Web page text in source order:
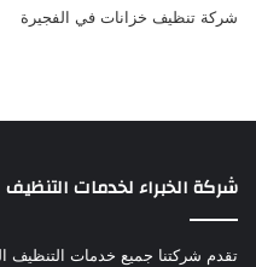
شركة تنظيف خزانات في الفجيرة
شركة الخبراء لخدمات التنظيف
تقدم شركتنا جميع خدمات التنظيف